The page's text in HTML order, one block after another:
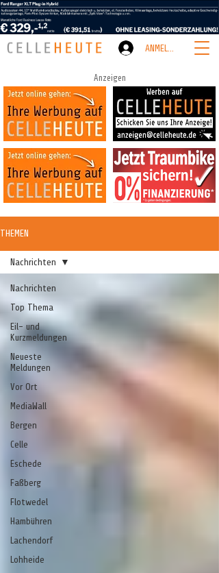
ANMELDEN
Anzeigen
THEMEN
Nachrichten
Top Thema
Eil- und
Kurzmeldungen
Neueste
Meldungen
Vor Ort
MediaWall
Bergen
Celle
Eschede
Faßberg
Flotwedel
Hambühren
Lachendorf
Lohheide
Nachrichten